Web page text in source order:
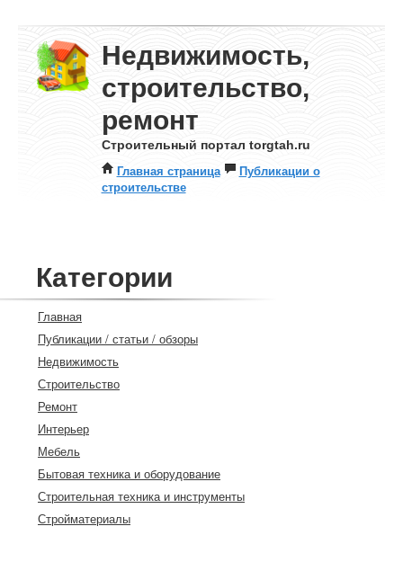
Недвижимость,
строительство,
ремонт
Строительный портал torgtah.ru
Главная страница
Публикации о
строительстве
Категории
Главная
Публикации / статьи / обзоры
Недвижимость
Строительство
Ремонт
Интерьер
Мебель
Бытовая техника и оборудование
Строительная техника и инструменты
Стройматериалы